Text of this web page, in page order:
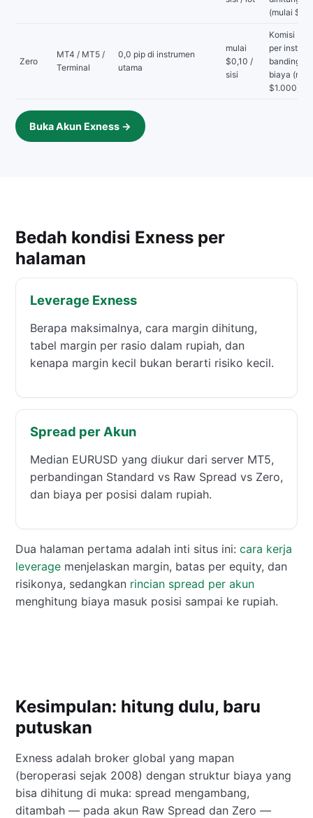
(mulai
Zero
MT4 / MT5 /
Terminal
0,0 pip di instrumen
utama
mulai
$0,10 /
sisi
Komisi
per
biaya
$1.000)
Buka Akun Exness →
Bedah kondisi Exness per
halaman
Leverage Exness
Berapa maksimalnya, cara margin dihitung,
tabel margin per rasio dalam rupiah, dan
kenapa margin kecil bukan berarti risiko kecil.
Spread per Akun
Median EURUSD yang diukur dari server MT5,
perbandingan Standard vs Raw Spread vs Zero,
dan biaya per posisi dalam rupiah.
Dua halaman pertama adalah inti situs ini: cara kerja
leverage menjelaskan margin, batas per equity, dan
risikonya, sedangkan rincian spread per akun
menghitung biaya masuk posisi sampai ke rupiah.
Kesimpulan: hitung dulu, baru
putuskan
Exness adalah broker global yang mapan
(beroperasi sejak 2008) dengan struktur biaya yang
bisa dihitung di muka: spread mengambang,
ditambah — pada akun Raw Spread dan Zero —